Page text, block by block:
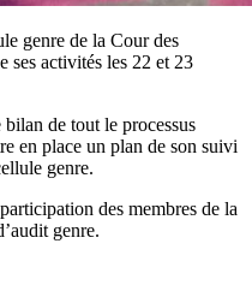
genre de la Cour des
ses activités les 22 et 23
de tout le processus
en place un plan de son suivi
genre.
des membres de la
genre.